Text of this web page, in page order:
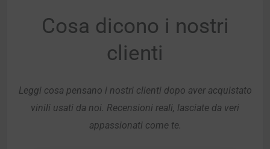
Cosa dicono i nostri
clienti
Leggi cosa pensano i nostri clienti dopo aver acquistato
vinili usati da noi. Recensioni reali, lasciate da veri
appassionati come te.